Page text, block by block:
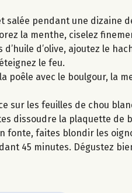
salée pendant une
la menthe, ciselez
d’olive, ajoutez le
le feu.
poêle avec le boulgour, la
sur les feuilles de chou
dissoudre la plaquette de
fonte, faites blondir les
45 minutes. Dégustez